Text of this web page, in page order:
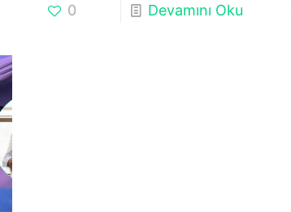
0 Devamını Oku